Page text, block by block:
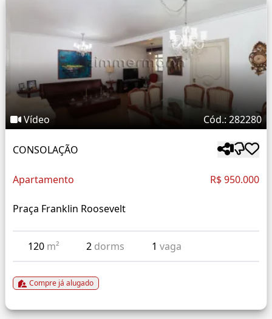
Vídeo Cód.: 282280
CONSOLAÇÃO
Apartamento R$ 950.000
Praça Franklin Roosevelt
120 m² 2 dorms 1vaga
Compre já alugado